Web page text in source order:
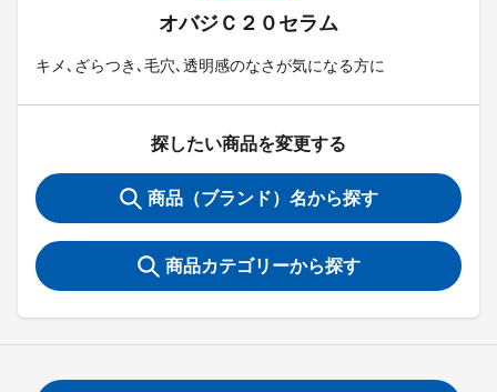
オバジＣ２０セラム
キメ､ざらつき､毛穴､透明感のなさが気になる方に
探したい商品を変更する
商品（ブランド）名から探す
商品カテゴリーから探す